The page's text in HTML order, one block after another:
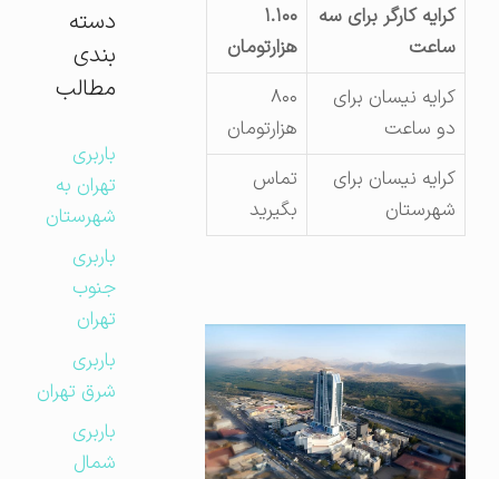
کرایه کارگر برای سه
ساعت
۱.۱۰۰
هزارتومان
کرایه نیسان برای
دو ساعت
هزارتومان
کرایه نیسان برای
شهرستان
تماس
بگیرید
دسته
بندی
مطالب
باربری
تهران به
شهرستان
باربری
جنوب
تهران
باربری
شرق تهران
باربری
شمال